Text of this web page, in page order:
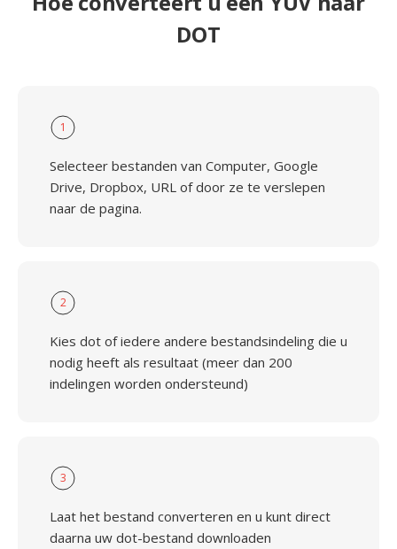
DOT
1
Selecteer bestanden van Computer, Google
Drive, Dropbox, URL of door ze te verslepen
naar de pagina.
2
Kies dot of iedere andere bestandsindeling die u
nodig heeft als resultaat (meer dan 200
indelingen worden ondersteund)
3
Laat het bestand converteren en u kunt direct
daarna uw dot-bestand downloaden